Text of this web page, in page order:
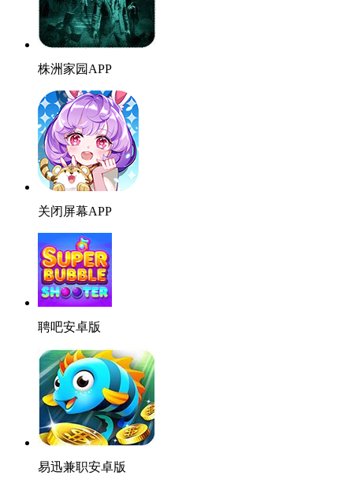
株洲家园APP
关闭屏幕APP
聘吧安卓版
易迅兼职安卓版